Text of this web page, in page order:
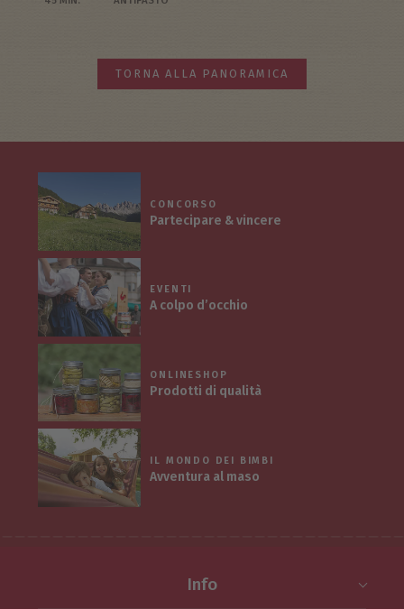
TORNA ALLA PANORAMICA
CONCORSO
Partecipare & vincere
EVENTI
A colpo d’occhio
ONLINESHOP
Prodotti di qualità
IL MONDO DEI BIMBI
Avventura al maso
Info